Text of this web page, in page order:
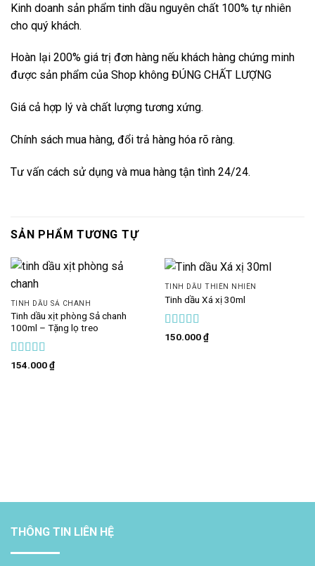
Kinh doanh sản phẩm tinh dầu nguyên chất 100% tự nhiên
cho quý khách.
Hoàn lại 200% giá trị đơn hàng nếu khách hàng chứng minh
được sản phẩm của Shop không ĐÚNG CHẤT LƯỢNG
Giá cả hợp lý và chất lượng tương xứng.
Chính sách mua hàng, đổi trả hàng hóa rõ ràng.
Tư vấn cách sử dụng và mua hàng tận tình 24/24.
SẢN PHẨM TƯƠNG TỰ
TINH DẦU SẢ CHANH
Tinh dầu xịt phòng Sả chanh
100ml – Tặng lọ treo
Được xếp
154.000₫
TINH DẦU THIÊN NHIÊN
Tinh dầu Xá xị 30ml
Được xếp
150.000₫
THÔNG TIN LIÊN HỆ